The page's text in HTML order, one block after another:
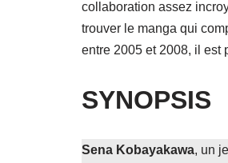
collaboration assez
trouver le manga qui
entre 2005 et 2008, il est
SYNOPSIS
Sena Kobayakawa, un